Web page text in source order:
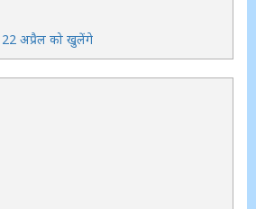
22 अप्रैल को खुलेंगे